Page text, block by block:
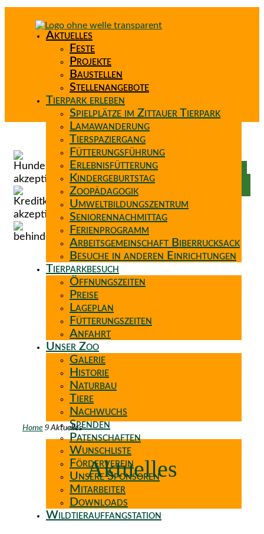
Aktuelles
Feste
Projekte
Baustellen
Stellenangebote
Tierpark erleben
Spielplätze im Zittauer Tierpark
Lamawanderung
Tierspaziergang
Fütterungsführung
Erlebnisfütterung
Kindergeburtstag
Zoopädagogik
Umweltbildungszentrum
Seniorennachmittag
Ferienprogramm
Arbeitsgemeinschaft Biberrucksack
Besuche in anderen Einrichtungen
Tierparkbesuch
Öffnungszeiten
Preise
Lageplan
Fütterungszeiten
Anfahrt
Unser Zoo
Galerie
Historie
Naturbau
Tiere
Nachwuchs
Spenden
Patenschaften
Wunschliste
Förderverein
Unsere Sponsoren
Mitarbeiter
Downloads
Wildtierauffangstation
Home 9 Aktuelles
Aktuelles